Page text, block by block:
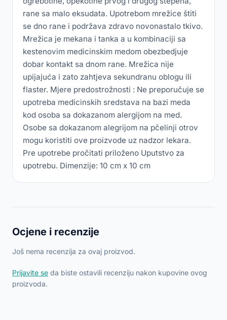
rane sa malo eksudata. Upotrebom mrežice štiti
se dno rane i podržava zdravo novonastalo tkivo.
Mrežica je mekana i tanka a u kombinaciji sa
kestenovim medicinskim medom obezbedjuje
dobar kontakt sa dnom rane. Mrežica nije
upijajuća i zato zahtjeva sekundranu oblogu ili
flaster. Mjere predostrožnosti : Ne preporučuje se
upotreba medicinskih sredstava na bazi meda
kod osoba sa dokazanom alergijom na med.
Osobe sa dokazanom alegrijom na pčelinji otrov
mogu koristiti ove proizvode uz nadzor lekara.
Pre upotrebe pročitati priloženo Uputstvo za
upotrebu. Dimenzije: 10 cm x 10 cm
Ocjene i recenzije
Još nema recenzija za ovaj proizvod.
Prijavite se da biste ostavili recenziju nakon kupovine ovog
proizvoda.